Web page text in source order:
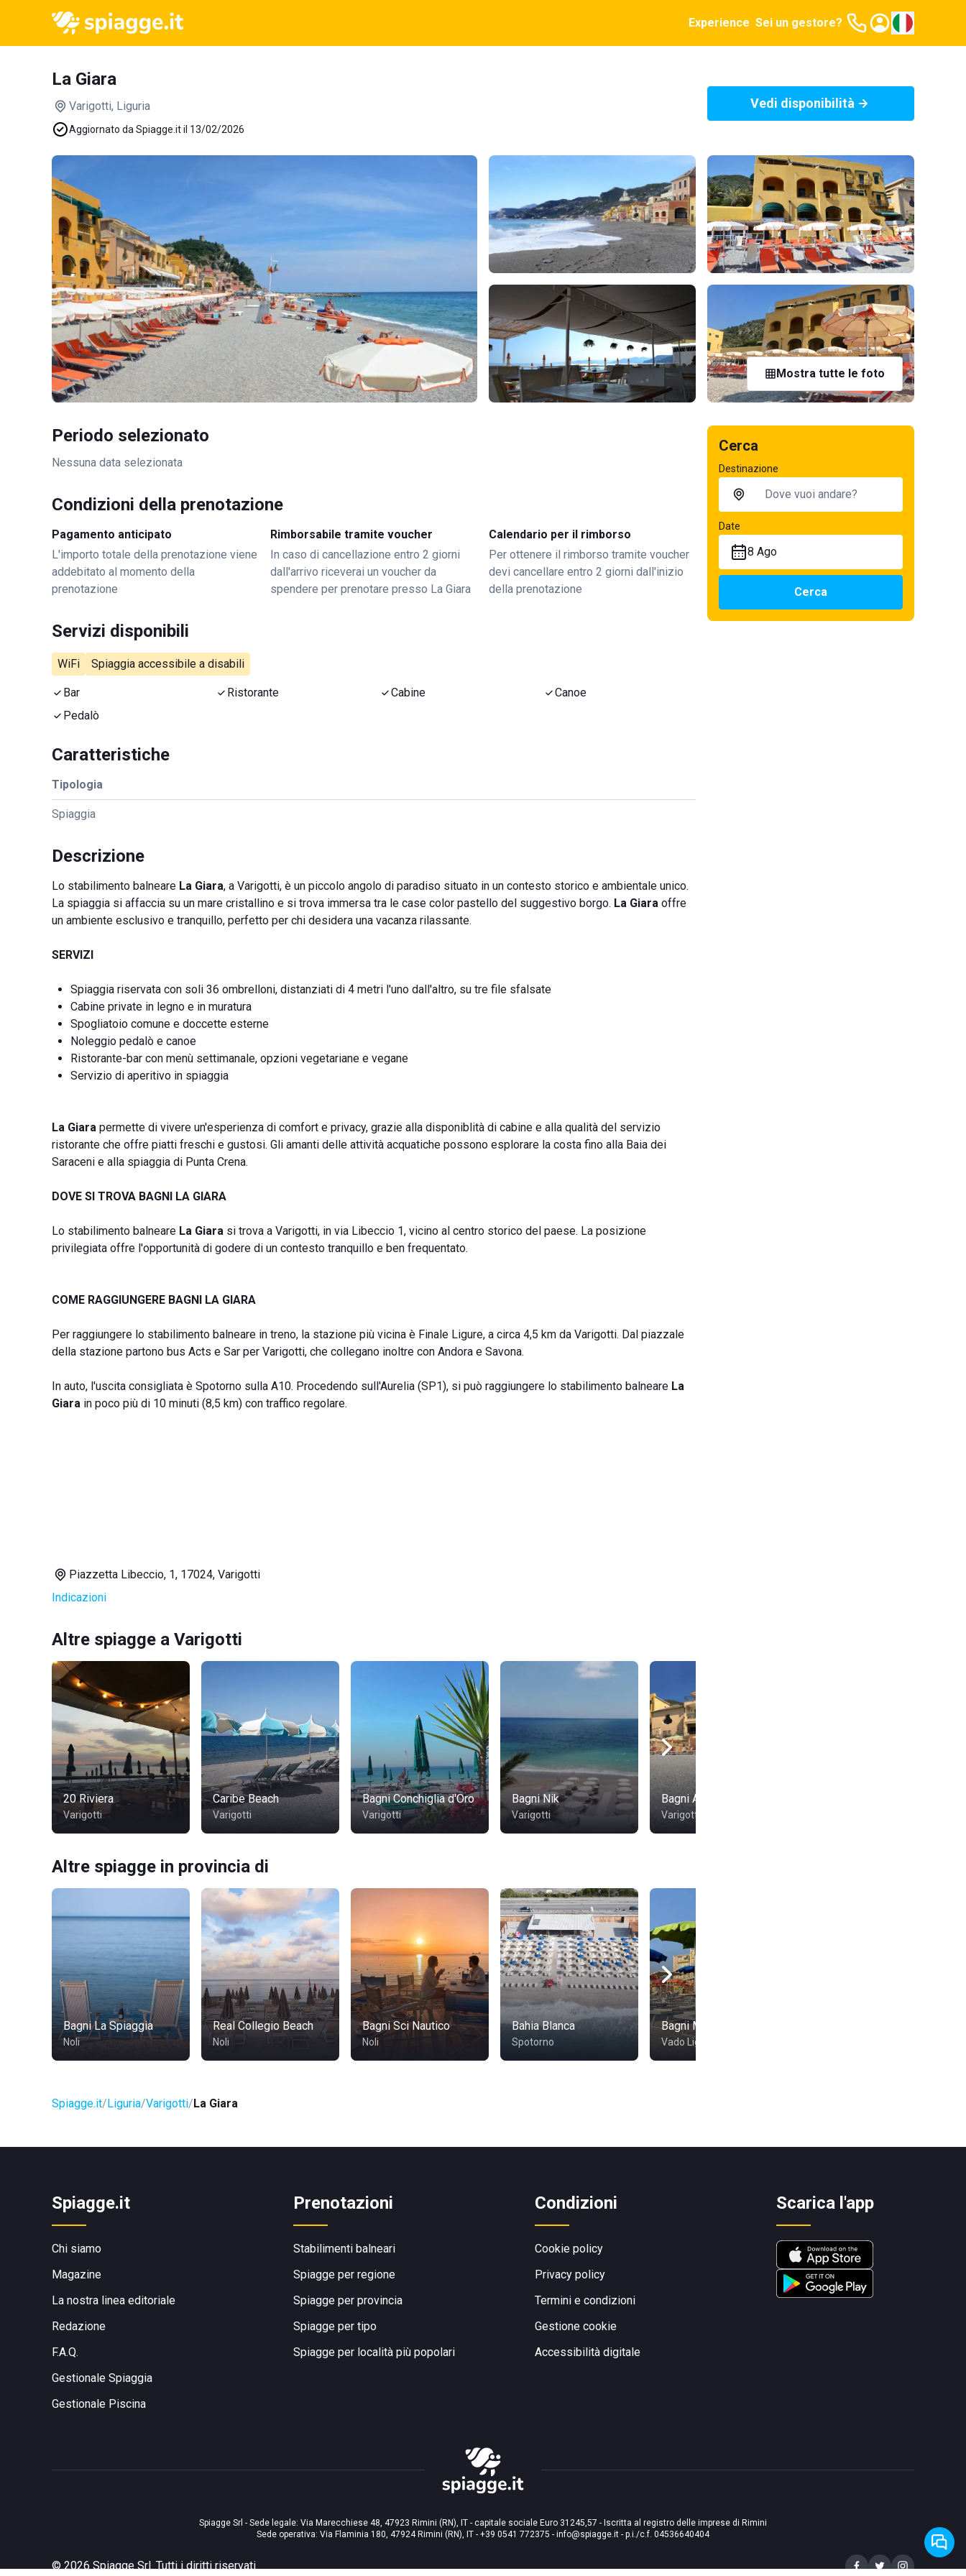
Experience Sei un gestore?
La Giara
Varigotti, Liguria
Aggiornato da Spiagge.it il 13/02/2026
Vedi disponibilità
Mostra tutte le foto
Periodo selezionato
Nessuna data selezionata
Condizioni della prenotazione
Pagamento anticipato
L'importo totale della prenotazione viene
addebitato al momento della
prenotazione
Rimborsabile tramite voucher
In caso di cancellazione entro 2 giorni
dall'arrivo riceverai un voucher da
spendere per prenotare presso La Giara
Calendario per il rimborso
Per ottenere il rimborso tramite voucher
devi cancellare entro 2 giorni dall'inizio
della prenotazione
Servizi disponibili
WiFi Spiaggia accessibile a disabili
Bar Ristorante Cabine
Canoe
Pedalò
Caratteristiche
Tipologia
Spiaggia
Descrizione
Lo stabilimento balneare La Giara, a Varigotti, è un piccolo angolo di paradiso situato in un contesto storico e ambientale unico.
La spiaggia si affaccia su un mare cristallino e si trova immersa tra le case color pastello del suggestivo borgo. La Giara offre
un ambiente esclusivo e tranquillo, perfetto per chi desidera una vacanza rilassante.
SERVIZI
Spiaggia riservata con soli 36 ombrelloni, distanziati di 4 metri l'uno dall'altro, su tre file sfalsate
Cabine private in legno e in muratura
Spogliatoio comune e doccette esterne
Noleggio pedalò e canoe
Ristorante-bar con menù settimanale, opzioni vegetariane e vegane
Servizio di aperitivo in spiaggia
La Giara permette di vivere un'esperienza di comfort e privacy, grazie alla disponiblità di cabine e alla qualità del servizio
ristorante che offre piatti freschi e gustosi. Gli amanti delle attività acquatiche possono esplorare la costa fino alla Baia dei
Saraceni e alla spiaggia di Punta Crena.
DOVE SI TROVA BAGNI LA GIARA
Lo stabilimento balneare La Giara si trova a Varigotti, in via Libeccio 1, vicino al centro storico del paese. La posizione
privilegiata offre l'opportunità di godere di un contesto tranquillo e ben frequentato.
COME RAGGIUNGERE BAGNI LA GIARA
Per raggiungere lo stabilimento balneare in treno, la stazione più vicina è Finale Ligure, a circa 4,5 km da Varigotti. Dal piazzale
della stazione partono bus Acts e Sar per Varigotti, che collegano inoltre con Andora e Savona.
In auto, l'uscita consigliata è Spotorno sulla A10. Procedendo sull'Aurelia (SP1), si può raggiungere lo stabilimento balneare La
Giara in poco più di 10 minuti (8,5 km) con traffico regolare.
Piazzetta Libeccio, 1, 17024, Varigotti
Indicazioni
Altre spiagge a Varigotti
20 Riviera
Varigotti
Caribe Beach
Varigotti
Bagni Conchiglia d'Oro
Varigotti
Bagni Nik
Varigotti
Bagni Al Saraceno
Varigotti
Altre spiagge in provincia di
Bagni La Spiaggia
Noli
Real Collegio Beach
Noli
Bagni Sci Nautico
Noli
Bahia Blanca
Spotorno
Bagni Madonnetta
Vado Ligure
Spiagge.it Liguria Varigotti La Giara
Cerca
Destinazione
Date
8 Ago
Cerca
Spiagge.it
Chi siamo
Magazine
La nostra linea editoriale
Redazione
F.A.Q.
Gestionale Spiaggia
Gestionale Piscina
Prenotazioni
Stabilimenti balneari
Spiagge per regione
Spiagge per provincia
Spiagge per tipo
Spiagge per località più popolari
Condizioni
Cookie policy
Privacy policy
Termini e condizioni
Gestione cookie
Accessibilità digitale
Scarica l'app
Spiagge Srl - Sede legale: Via Marecchiese 48, 47923 Rimini (RN), IT - capitale sociale Euro 31245,57 - Iscritta al registro delle imprese di Rimini
Sede operativa: Via Flaminia 180, 47924 Rimini (RN), IT - +39 0541 772375 - info@spiagge.it - p.i./c.f. 04536640404
©2026 Spiagge Srl. Tutti i diritti riservati.